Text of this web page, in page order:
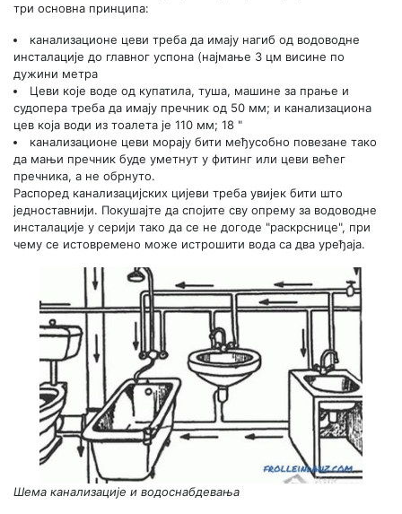
три основна принципа:
канализационе цеви треба да имају нагиб од водоводне
инсталације до главног успона (најмање 3 цм висине по
дужини метра
Цеви које воде од купатила, туша, машине за прање и
судопера треба да имају пречник од 50 мм; и канализациона
цев која води из тоалета је 110 мм; 18 "
канализационе цеви морају бити међусобно повезане тако
да мањи пречник буде уметнут у фитинг или цеви већег
пречника, а не обрнуто.
Распоред канализацијских цијеви треба увијек бити што
једноставнији. Покушајте да спојите сву опрему за водоводне
инсталације у серији тако да се не догоде "раскрснице", при
чему се истовремено може истрошити вода са два уређаја.
Шема канализације и водоснабдевања